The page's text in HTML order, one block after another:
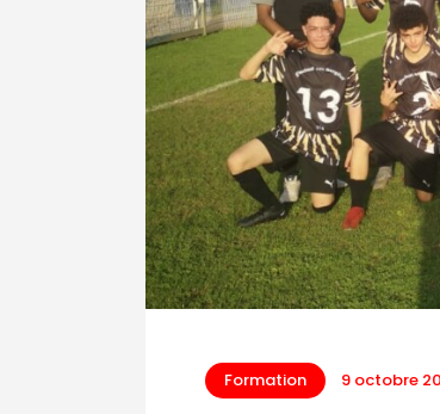
Formation 9 octobre